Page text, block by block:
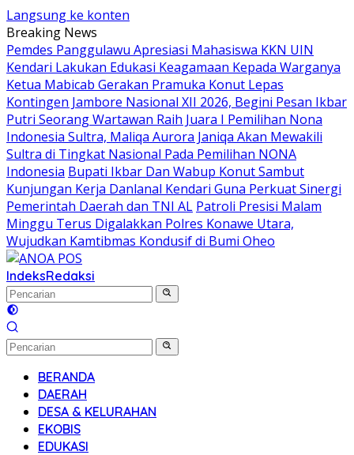
Langsung ke konten
Breaking News
Pemdes Panggulawu Apresiasi Mahasiswa KKN UIN
Kendari Lakukan Edukasi Keagamaan Kepada Warganya
Ketua Mabicab Gerakan Pramuka Konut Lepas
Kontingen Jambore Nasional XII 2026, Begini Pesan Ikbar
Putri Seorang Wartawan ‎Raih Juara I Pemilihan Nona
Indonesia Sultra, Maliqa Aurora Janiqa Akan Mewakili
Sultra di Tingkat Nasional Pada Pemilihan NONA
Indonesia Bupati Ikbar Dan Wabup Konut Sambut
Kunjungan Kerja Danlanal Kendari Guna Perkuat Sinergi
Pemerintah Daerah dan TNI AL Patroli Presisi Malam
Minggu Terus Digalakkan Polres Konawe Utara,
Wujudkan Kamtibmas Kondusif di Bumi Oheo
IndeksRedaksi
BERANDA
DAERAH
DESA & KELURAHAN
EKOBIS
EDUKASI